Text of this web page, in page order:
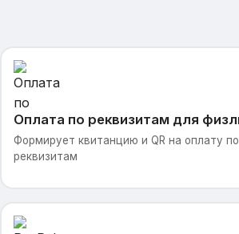
Оплата по реквизитам для
Формирует квитанцию и QR на оплату по
реквизитам